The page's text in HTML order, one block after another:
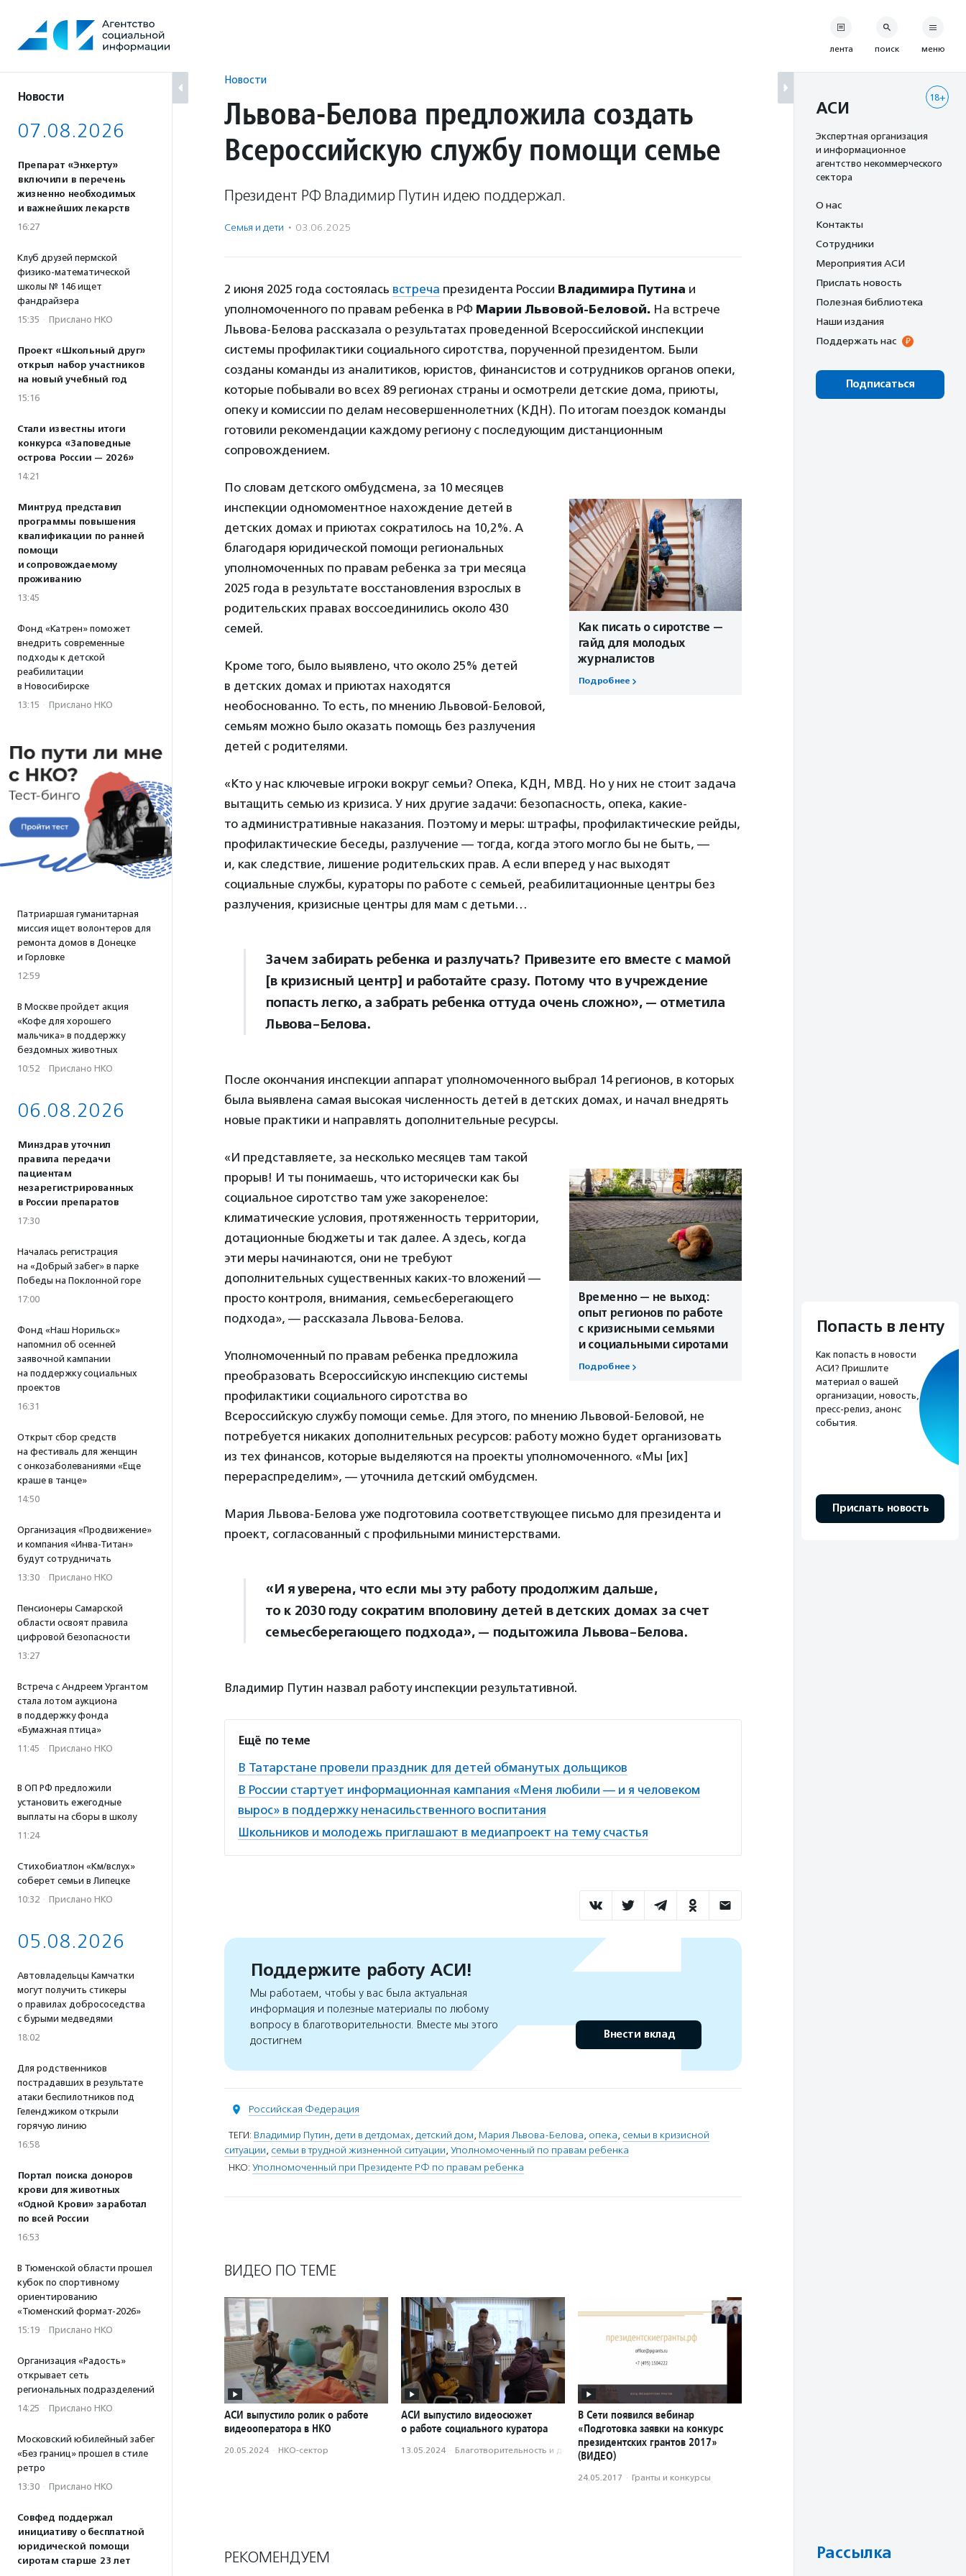
содержанию
Новости
07.08.2026
Препарат «Энхерту»
включили в перечень
жизненно необходимых
и важнейших лекарств
16:27
Клуб друзей пермской
физико-математической
школы № 146 ищет
фандрайзера
15:35 · Прислано НКО
Проект «Школьный друг»
открыл набор участников
на новый учебный год
15:16
Стали известны итоги
конкурса «Заповедные
острова России — 2026»
14:21
Минтруд представил
программы повышения
квалификации по ранней
помощи
и сопровождаемому
проживанию
13:45
Фонд «Катрен» поможет
внедрить современные
подходы к детской
реабилитации
в Новосибирске
13:15 · Прислано НКО
Патриаршая гуманитарная
миссия ищет волонтеров для
ремонта домов в Донецке
и Горловке
12:59
В Москве пройдет акция
«Кофе для хорошего
мальчика» в поддержку
бездомных животных
10:52 · Прислано НКО
06.08.2026
Минздрав уточнил
правила передачи
пациентам
незарегистрированных
в России препаратов
17:30
Началась регистрация
на «Добрый забег» в парке
Победы на Поклонной горе
17:00
Фонд «Наш Норильск»
напомнил об осенней
заявочной кампании
на поддержку социальных
проектов
16:31
Открыт сбор средств
на фестиваль для женщин
с онкозаболеваниями «Еще
краше в танце»
14:50
Организация «Продвижение»
и компания «Инва-Титан»
будут сотрудничать
13:30 · Прислано НКО
Пенсионеры Самарской
области освоят правила
цифровой безопасности
13:27
Встреча с Андреем Ургантом
стала лотом аукциона
в поддержку фонда
«Бумажная птица»
11:45 · Прислано НКО
В ОП РФ предложили
установить ежегодные
выплаты на сборы в школу
11:24
Стихобиатлон «Км/вслух»
соберет семьи в Липецке
10:32 · Прислано НКО
05.08.2026
Автовладельцы Камчатки
могут получить стикеры
о правилах добрососедства
с бурыми медведями
18:02
Для родственников
пострадавших в результате
атаки беспилотников под
Геленджиком открыли
горячую линию
16:58
Портал поиска доноров
крови для животных
«Одной Крови» заработал
по всей России
16:53
В Тюменской области прошел
кубок по спортивному
ориентированию
«Тюменский формат-2026»
15:19 · Прислано НКО
Организация «Радость»
открывает сеть
региональных подразделений
14:25 · Прислано НКО
Московский юбилейный забег
«Без границ» прошел в стиле
ретро
13:30 · Прислано НКО
Совфед поддержал
инициативу о бесплатной
юридической помощи
сиротам старше 23 лет
Новости
Львова-Белова предложила создать
Всероссийскую службу помощи семье
Президент РФ Владимир Путин идею поддержал.
Семья и дети · 03.06.2025
2 июня 2025 года состоялась встреча президента России Владимира Путина и
уполномоченного по правам ребенка в РФ Марии Львовой-Беловой. На встрече
Львова-Белова рассказала о результатах проведенной Всероссийской инспекции
системы профилактики социального сиротства, порученной президентом. Были
созданы команды из аналитиков, юристов, финансистов и сотрудников органов опеки,
которые побывали во всех 89 регионах страны и осмотрели детские дома, приюты,
опеку и комиссии по делам несовершеннолетних (КДН). По итогам поездок команды
готовили рекомендации каждому региону с последующим дистанционным
сопровождением.
Как писать о сиротстве —
гайд для молодых
журналистов
Подробнее
По словам детского омбудсмена, за 10 месяцев
инспекции одномоментное нахождение детей в
детских домах и приютах сократилось на 10,2%. А
благодаря юридической помощи региональных
уполномоченных по правам ребенка за три месяца
2025 года в результате восстановления взрослых в
родительских правах воссоединились около 430
семей.
Кроме того, было выявлено, что около 25% детей
в детских домах и приютах находятся
необоснованно. То есть, по мнению Львовой-Беловой,
семьям можно было оказать помощь без разлучения
детей с родителями.
«Кто у нас ключевые игроки вокруг семьи? Опека, КДН, МВД. Но у них не стоит задача
вытащить семью из кризиса. У них другие задачи: безопасность, опека, какие-
то административные наказания. Поэтому и меры: штрафы, профилактические рейды,
профилактические беседы, разлучение — тогда, когда этого могло бы не быть, —
и, как следствие, лишение родительских прав. А если вперед у нас выходят
социальные службы, кураторы по работе с семьей, реабилитационные центры без
разлучения, кризисные центры для мам с детьми…
Зачем забирать ребенка и разлучать? Привезите его вместе с мамой
[в кризисный центр] и работайте сразу. Потому что в учреждение
попасть легко, а забрать ребенка оттуда очень сложно», — отметила
Львова-Белова.
После окончания инспекции аппарат уполномоченного выбрал 14 регионов, в которых
была выявлена самая высокая численность детей в детских домах, и начал внедрять
новые практики и направлять дополнительные ресурсы.
Временно — не выход:
опыт регионов по работе
с кризисными семьями
и социальными сиротами
Подробнее
«И представляете, за несколько месяцев там такой
прорыв! И ты понимаешь, что исторически как бы
социальное сиротство там уже закоренелое:
климатические условия, протяженность территории,
дотационные бюджеты и так далее. А здесь, когда
эти меры начинаются, они не требуют
дополнительных существенных каких-то вложений —
просто контроля, внимания, семьесберегающего
подхода», — рассказала Львова-Белова.
Уполномоченный по правам ребенка предложила
преобразовать Всероссийскую инспекцию системы
профилактики социального сиротства во
Всероссийскую службу помощи семье. Для этого, по мнению Львовой-Беловой, не
потребуется никаких дополнительных ресурсов: работу можно будет организовать
из тех финансов, которые выделяются на проекты уполномоченного. «Мы [их]
перераспределим», — уточнила детский омбудсмен.
Мария Львова-Белова уже подготовила соответствующее письмо для президента и
проект, согласованный с профильными министерствами.
«И я уверена, что если мы эту работу продолжим дальше,
то к 2030 году сократим вполовину детей в детских домах за счет
семьесберегающего подхода», — подытожила Львова-Белова.
Владимир Путин назвал работу инспекции результативной.
Ещё по теме
В Татарстане провели праздник для детей обманутых дольщиков
В России стартует информационная кампания «Меня любили — и я человеком
вырос» в поддержку ненасильственного воспитания
Школьников и молодежь приглашают в медиапроект на тему счастья
Поддержите работу АСИ!
Мы работаем, чтобы у вас была актуальная
информация и полезные материалы по любому
вопросу в благотворительности. Вместе мы этого
достигнем
Внести вклад
Российская Федерация
ТЕГИ: Владимир Путин, дети в детдомах, детский дом, Мария Львова-Белова, опека, семьи в кризисной
ситуации, семьи в трудной жизненной ситуации, Уполномоченный по правам ребенка
НКО: Уполномоченный при Президенте РФ по правам ребенка
ВИДЕО ПО ТЕМЕ
АСИ выпустило ролик о работе
видеооператора в НКО
20.05.2024 · НКО-сектор
АСИ выпустило видеосюжет
о работе социального куратора
13.05.2024 · Благотвори­тель­ность и доброволь­чест­во
В Сети появился вебинар
«Подготовка заявки на конкурс
президентских грантов 2017»
(ВИДЕО)
24.05.2017 · Гранты и конкурсы
РЕКОМЕНДУЕМ
лента поиск меню
18+
АСИ
Экспертная организация
и информационное
агентство некоммерческого
сектора
О нас
Контакты
Сотрудники
Мероприятия АСИ
Прислать новость
Полезная библиотека
Наши издания
Поддержать нас
Подписаться
Попасть в ленту
Как попасть в новости
АСИ? Пришлите
материал о вашей
организации, новость,
пресс-релиз, анонс
события.
Прислать новость
Рассылка